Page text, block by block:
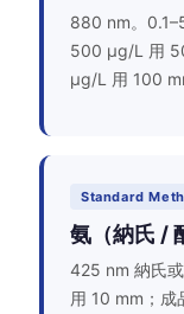
880 nm。
500 µg/L 用
µg/L 用 100
Standard
氨（納氏 /
425 nm 納氏
用 10 mm；成